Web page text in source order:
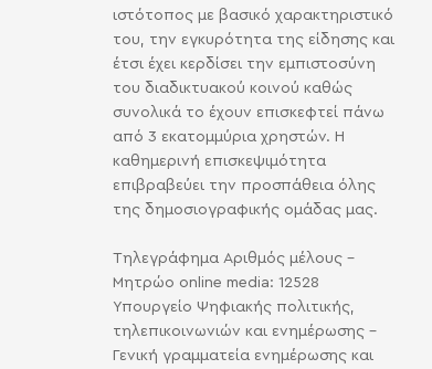
ιστότοπος με βασικό χαρακτηριστικό
του, την εγκυρότητα της είδησης και
έτσι έχει κερδίσει την εμπιστοσύνη
του διαδικτυακού κοινού καθώς
συνολικά το έχουν επισκεφτεί πάνω
από 3 εκατομμύρια χρηστών. Η
καθημερινή επισκεψιμότητα
επιβραβεύει την προσπάθεια όλης
της δημοσιογραφικής ομάδας μας.
Τηλεγράφημα Αριθμός μέλους -
Μητρώο online media: 12528
Υπουργείο Ψηφιακής πολιτικής,
τηλεπικοινωνιών και ενημέρωσης -
Γενική γραμματεία ενημέρωσης και